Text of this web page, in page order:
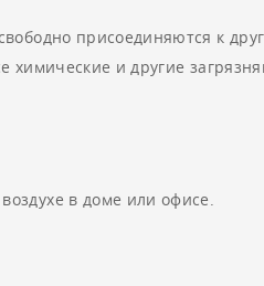
присоединяются к
химические и другие
в доме или офисе.